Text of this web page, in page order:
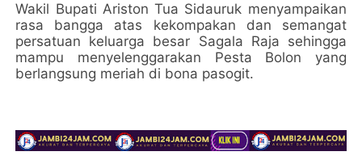
Wakil Bupati Ariston Tua Sidauruk menyampaikan
rasa bangga atas kekompakan dan semangat
persatuan keluarga besar Sagala Raja sehingga
mampu menyelenggarakan Pesta Bolon yang
berlangsung meriah di bona pasogit.